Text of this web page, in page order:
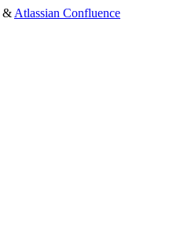
& Atlassian Confluence